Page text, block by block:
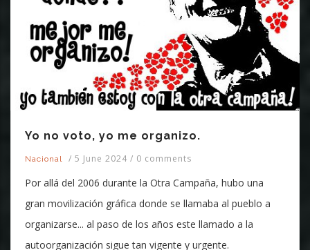
Yo no voto, yo me organizo.
Nacional / 5 June 2024 / 0 comments
Por allá del 2006 durante la Otra Campaña, hubo una
gran movilización gráfica donde se llamaba al pueblo a
organizarse... al paso de los años este llamado a la
autoorganización sigue tan vigente y urgente.